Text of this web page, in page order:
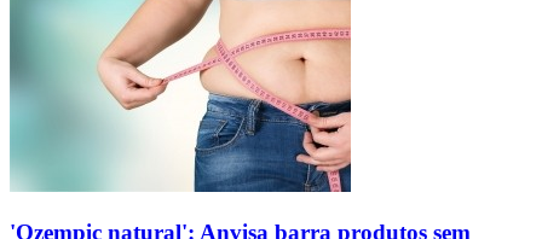
'Ozempic natural': Anvisa barra produtos sem